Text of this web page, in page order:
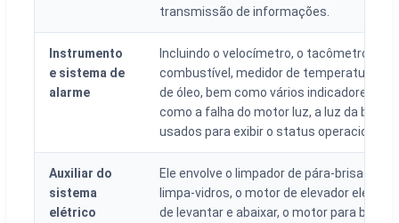
transmissão de informações.
Instrumento
e sistema de
alarme
Incluindo o velocímetro, o tacômetro,
combustível, medidor de temperatura, o
de óleo, bem como vários indicadores de
como a falha do motor luz, a luz da
usados para exibir o status operacional.
Auxiliar do
sistema
elétrico
Ele envolve o limpador de pára-brisa e do
limpa-vidros, o motor de elevador
de levantar e abaixar, o motor para